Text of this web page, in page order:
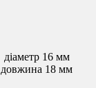
діаметр 16 мм
довжина 18 мм